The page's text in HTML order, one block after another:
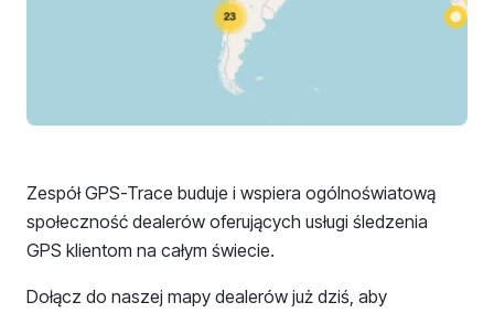
Zespół GPS-Trace buduje i wspiera ogólnoświatową
społeczność dealerów oferujących usługi śledzenia
GPS klientom na całym świecie.
Dołącz do naszej mapy dealerów już dziś, aby